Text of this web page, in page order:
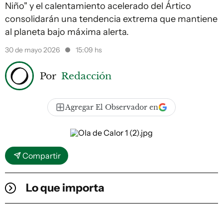
Niño" y el calentamiento acelerado del Ártico
consolidarán una tendencia extrema que mantiene
al planeta bajo máxima alerta.
30 de mayo 2026 15:09 hs
Por Redacción
Agregar El Observador en
Compartir
Lo que importa